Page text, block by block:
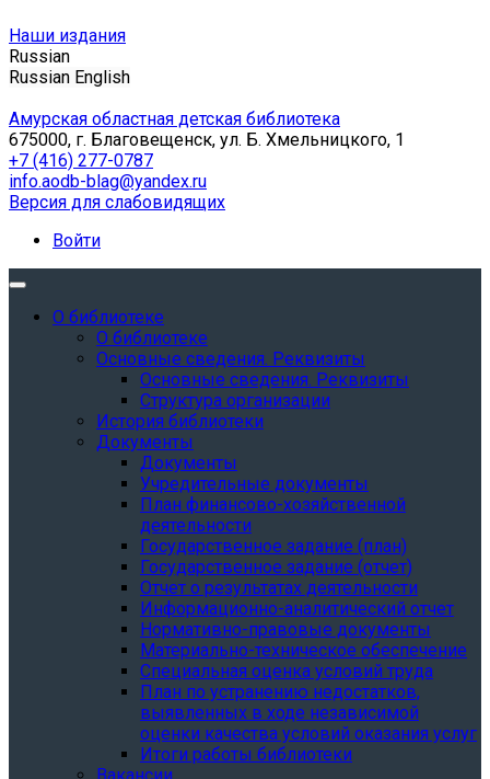
Наши издания
Russian
Russian English
Амурская областная детская библиотека
675000, г. Благовещенск, ул. Б. Хмельницкого, 1
+7 (416) 277-0787
info.aodb-blag@yandex.ru
Версия для слабовидящих
Войти
О библиотеке
О библиотеке
Основные сведения. Реквизиты
Основные сведения. Реквизиты
Структура организации
История библиотеки
Документы
Документы
Учредительные документы
План финансово-хозяйственной
деятельности
Государственное задание (план)
Государственное задание (отчет)
Отчет о результатах деятельности
Информационно-аналитический отчет
Нормативно-правовые документы
Материально-техническое обеспечение
Специальная оценка условий труда
План по устранению недостатков,
выявленных в ходе независимой
оценки качества условий оказания услуг
Итоги работы библиотеки